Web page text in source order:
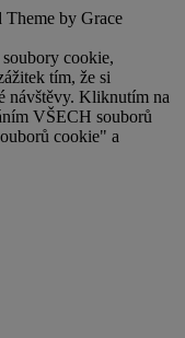
Theme by Grace
cookie,
tím, že si
návštěvy. Kliknutím na
VŠECH souborů
cookie" a